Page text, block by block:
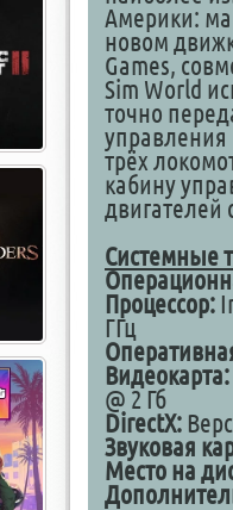
Америки:
новом
Games,
Sim World
точно
трёх
кабину
Cистемные
Процессор:
ГГц
Видеокарта:
@ 2 Гб
DirectX:
Звуковая
Место на